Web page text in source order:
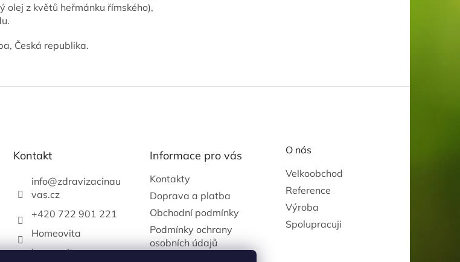
olej z květů heřmánku římského),
Česká republika.
Kontakt
info@zdravizacinau
vas.cz
+420 722 901 221
Homeovita
homeovitacz
Informace pro vás
Kontakty
Doprava a platba
Obchodní podmínky
Podmínky ochrany
osobních údajů
O nás
Velkoobchod
Reference
Výroba
Spolupracuji